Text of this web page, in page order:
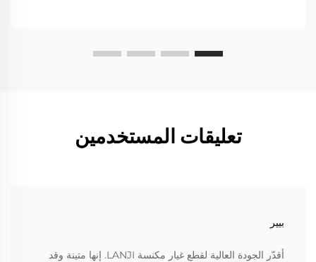
تعليقات المستخدمين
بيير
أقدّر الجودة العالية لقطع غيار مكنسة LANJI. إنها متينة وقد